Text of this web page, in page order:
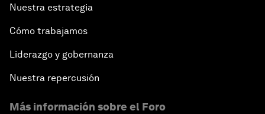
Nuestra estrategia
Cómo trabajamos
Liderazgo y gobernanza
Nuestra repercusión
Más información sobre el Foro